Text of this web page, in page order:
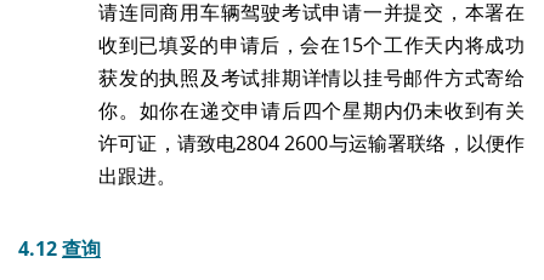
请连同商用车辆驾驶考试申请一并提交，本署在
收到已填妥的申请后，会在15个工作天内将成功
获发的执照及考试排期详情以挂号邮件方式寄给
你。如你在递交申请后四个星期内仍未收到有关
许可证，请致电2804 2600与运输署联络，以便作
出跟进。
4.12查询